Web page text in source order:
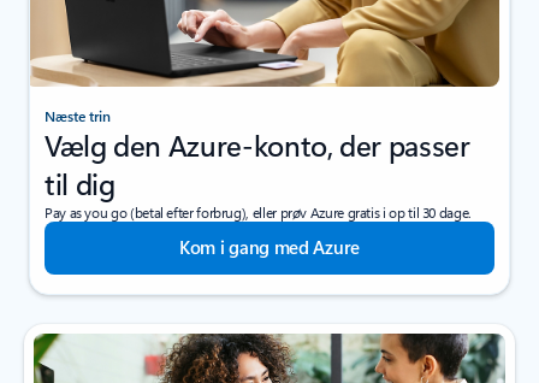
Næste trin
Vælg den Azure-konto, der passer
til dig
Pay as you go (betal efter forbrug), eller prøv Azure gratis i op til 30 dage.
Kom i gang med Azure